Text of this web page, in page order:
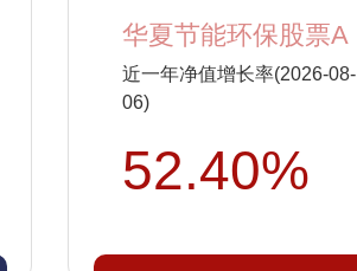
华夏节能环保股票A
近一年净值增长率(2026-08-
06)
52.40%